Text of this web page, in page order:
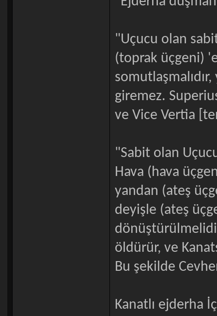
"Uçucu olan
(toprak üçgeni)
giremez.
ve Vice Vertia
"Sabit olan
Hava (hava
yandan (ateş
deyişle (ateş
öldürür, ve
Bu şekilde
Kanatlı ejderha